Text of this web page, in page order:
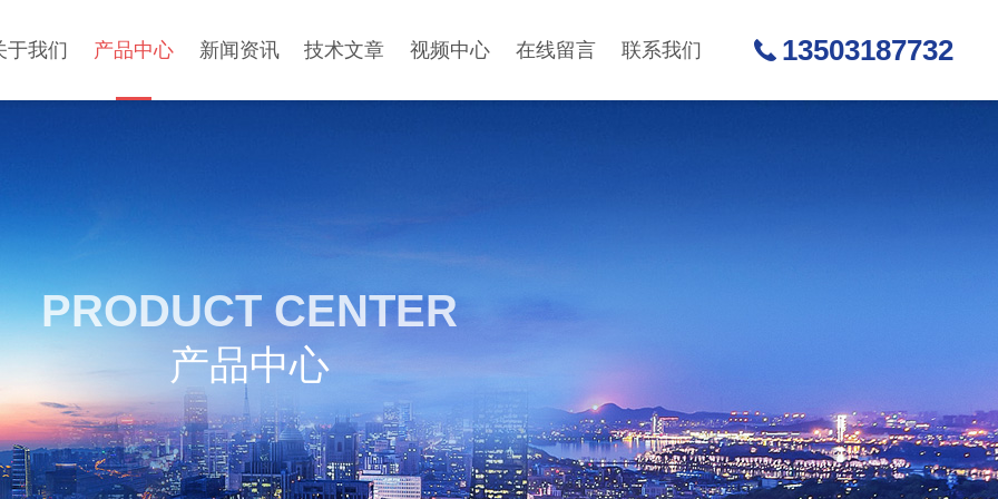
于我们 产品中心 新闻资讯 技术文章 视频中心 在线留言 联系我们 13503187732
PRODUCT CENTER
产品中心